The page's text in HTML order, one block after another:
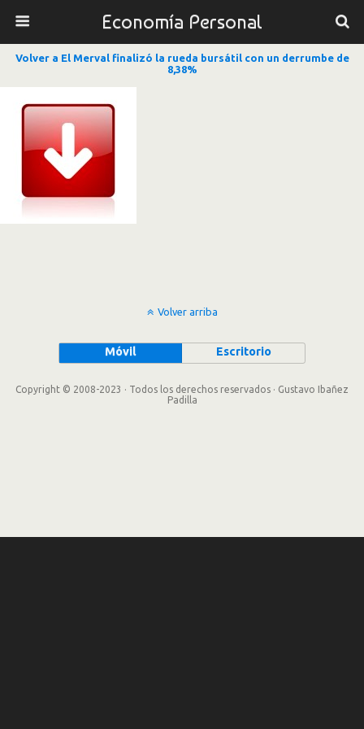
Economía Personal
Volver a El Merval finalizó la rueda bursátil con un derrumbe de
8,38%
Volver arriba
Móvil Escritorio
Copyright © 2008-2023 · Todos los derechos reservados · Gustavo Ibañez
Padilla